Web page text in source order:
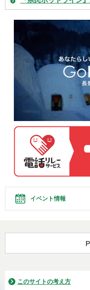
イベント情報
このサイトの考え方